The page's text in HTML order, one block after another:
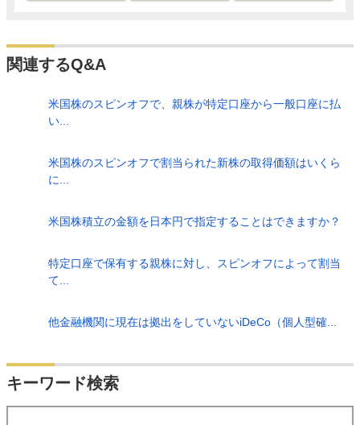
関連するQ&A
米国株のスピンオフで、親株が特定口座から一般口座に払
い...
米国株のスピンオフで割当られた新株の取得価額はいくら
に...
米国株積立の金額を日本円で指定することはできますか？
特定口座で保有する親株に対し、スピンオフによって割当
て...
他金融機関に現在は拠出をしていないiDeCo（個人型確...
キーワード検索